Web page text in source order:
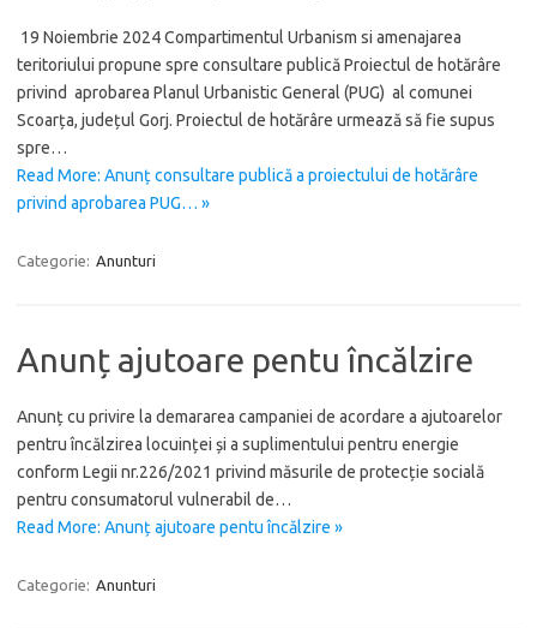
19 Noiembrie 2024 Compartimentul Urbanism si amenajarea
teritoriului propune spre consultare publică Proiectul de hotărâre
privind aprobarea Planul Urbanistic General (PUG) al comunei
Scoarța, județul Gorj. Proiectul de hotărâre urmează să fie supus
spre…
Read More: Anunț consultare publică a proiectului de hotărâre
privind aprobarea PUG… »
Categorie: Anunturi
Anunț ajutoare pentu încălzire
Anunț cu privire la demararea campaniei de acordare a ajutoarelor
pentru încălzirea locuinței și a suplimentului pentru energie
conform Legii nr.226/2021 privind măsurile de protecție socială
pentru consumatorul vulnerabil de…
Read More: Anunț ajutoare pentu încălzire »
Categorie: Anunturi